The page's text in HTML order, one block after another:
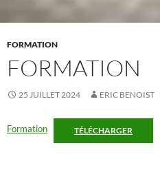
FORMATION
FORMATION
25 JUILLET 2024 ERIC BENOIST
Formation TÉLÉCHARGER